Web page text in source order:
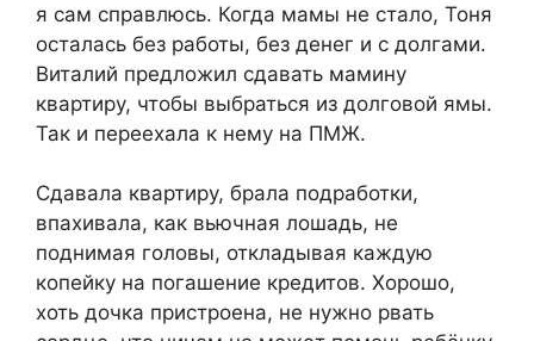
я сам справлюсь. Когда мамы не стало, Тоня
осталась без работы, без денег и с долгами.
Виталий предложил сдавать мамину
квартиру, чтобы выбраться из долговой ямы.
Так и переехала к нему на ПМЖ.
Сдавала квартиру, брала подработки,
впахивала, как вьючная лошадь, не
поднимая головы, откладывая каждую
копейку на погашение крeдитов. Хорошо,
хоть дочка пристроена, не нужно рвать